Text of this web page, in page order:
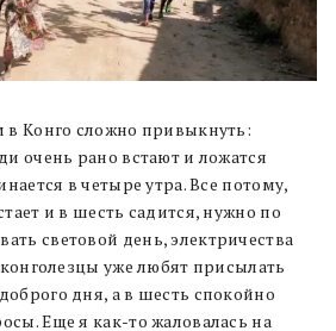
в Конго сложно привыкнуть:
очень рано встают и ложатся
в четыре утра. Все потому,
и в шесть садится, нужно по
световой день, электричества
уже любят присылать
дня, а в шесть спокойно
Еще я как-то жаловалась на